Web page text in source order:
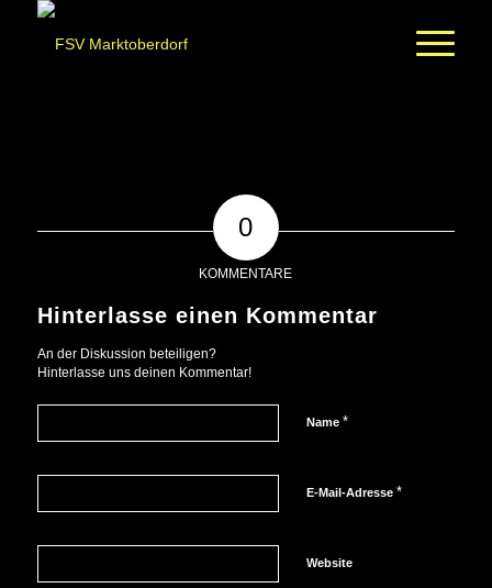
0
KOMMENTARE
Hinterlasse einen Kommentar
An der Diskussion beteiligen?
Hinterlasse uns deinen Kommentar!
Name *
E-Mail-Adresse *
Website